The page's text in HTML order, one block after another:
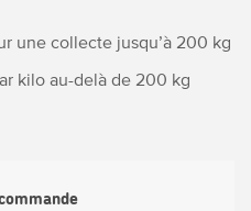
une collecte jusqu’à 200 kg
kilo au-delà de 200 kg